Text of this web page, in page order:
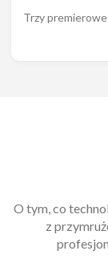
Trzy
O tym, co
z